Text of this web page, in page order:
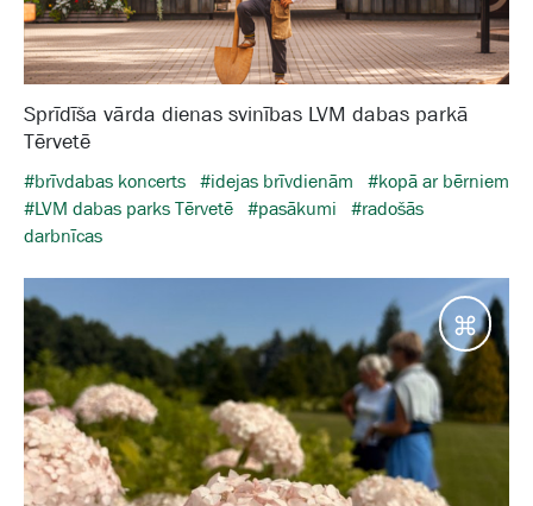
Sprīdīša vārda dienas svinības LVM dabas parkā
Tērvetē
#brīvdabas koncerts #idejas brīvdienām
#kopā ar bērniem
#LVM dabas parks Tērvetē #pasākumi
#radošās
darbnīcas